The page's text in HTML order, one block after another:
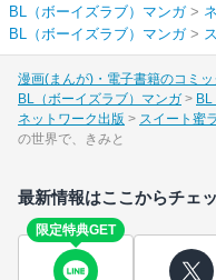
BL（ボーイズラブ）マンガ>
BL（ボーイズラブ）マンガ>
漫画(まんが)・電子書籍のコミ
BL（ボーイズラブ）マンガ
ネットワーク出版
スイート蜜
の世界で、きみと
最新情報はここからチェッ
限定特典GET